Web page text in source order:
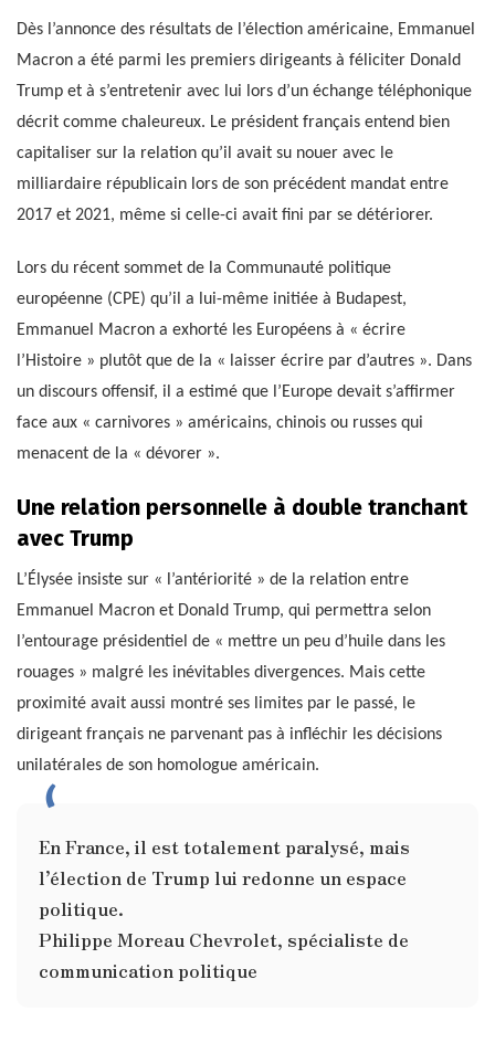
Dès l’annonce des résultats de l’élection américaine, Emmanuel
Macron a été parmi les premiers dirigeants à féliciter Donald
Trump et à s’entretenir avec lui lors d’un échange téléphonique
décrit comme chaleureux. Le président français entend bien
capitaliser sur la relation qu’il avait su nouer avec le
milliardaire républicain lors de son précédent mandat entre
2017 et 2021, même si celle-ci avait fini par se détériorer.
Lors du récent sommet de la Communauté politique
européenne (CPE) qu’il a lui-même initiée à Budapest,
Emmanuel Macron a exhorté les Européens à « écrire
l’Histoire » plutôt que de la « laisser écrire par d’autres ». Dans
un discours offensif, il a estimé que l’Europe devait s’affirmer
face aux « carnivores » américains, chinois ou russes qui
menacent de la « dévorer ».
Une relation personnelle à double tranchant
avec Trump
L’Élysée insiste sur « l’antériorité » de la relation entre
Emmanuel Macron et Donald Trump, qui permettra selon
l’entourage présidentiel de « mettre un peu d’huile dans les
rouages » malgré les inévitables divergences. Mais cette
proximité avait aussi montré ses limites par le passé, le
dirigeant français ne parvenant pas à infléchir les décisions
unilatérales de son homologue américain.
En France, il est totalement paralysé, mais
l’élection de Trump lui redonne un espace
politique.
Philippe Moreau Chevrolet, spécialiste de
communication politique